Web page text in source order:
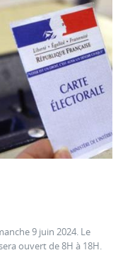
9 juin 2024. Le
ouvert de 8H à 18H.